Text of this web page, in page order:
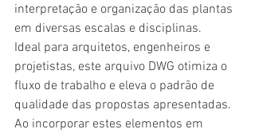
interpretação e organização das plantas
em diversas escalas e disciplinas.
Ideal para arquitetos, engenheiros e
projetistas, este arquivo DWG otimiza o
fluxo de trabalho e eleva o padrão de
qualidade das propostas apresentadas.
Ao incorporar estes elementos em